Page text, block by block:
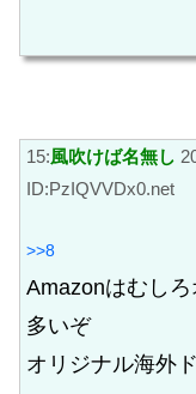
15:風吹けば名無し
ID:PzIQVVDx0.net
>>8
Amazonはむし
多いぞ
オリジナル海外